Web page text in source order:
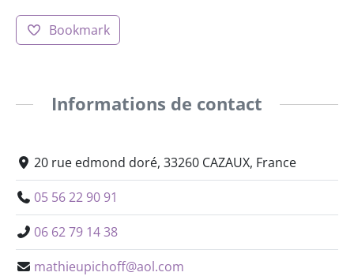
Bookmark
Informations de contact
20 rue edmond doré, 33260 CAZAUX, France
05 56 22 90 91
06 62 79 14 38
mathieupichoff@aol.com